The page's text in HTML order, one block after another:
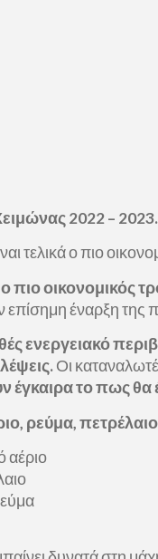
2022 –
τελικά ο πιο
ο πιο οικονομικός
επίσημη έναρξη της
ενεργειακό
Οι
έγκαιρα το πως θα
ρεύμα,
αέριο